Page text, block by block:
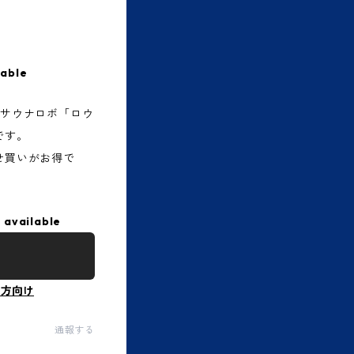
ウナロボ「ロウ
。
いがお得で
向け
通報する